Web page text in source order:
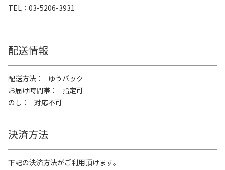
TEL
03-5206-3931
配送情報
配送方法
ゆうパック
お届け時間帯
指定可
のし
対応不可
決済方法
下記の決済方法がご利用頂けます。